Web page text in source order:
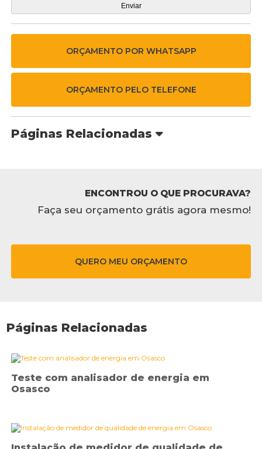
ORÇAMENTO POR WHATSAPP
ORÇAMENTO PELO TELEFONE
Páginas Relacionadas
ENCONTROU O QUE PROCURAVA?
Faça seu orçamento grátis agora mesmo!
QUERO MEU ORÇAMENTO
Páginas Relacionadas
Teste com analisador de energia em
Osasco